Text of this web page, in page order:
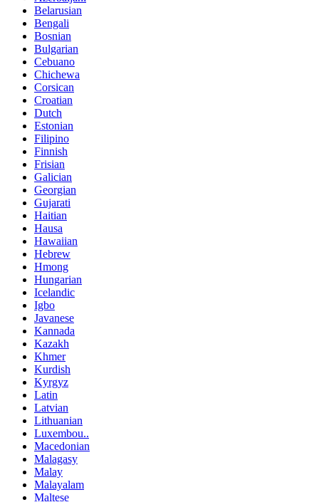
Belarusian
Bengali
Bosnian
Bulgarian
Cebuano
Chichewa
Corsican
Croatian
Dutch
Estonian
Filipino
Finnish
Frisian
Galician
Georgian
Gujarati
Haitian
Hausa
Hawaiian
Hebrew
Hmong
Hungarian
Icelandic
Igbo
Javanese
Kannada
Kazakh
Khmer
Kurdish
Kyrgyz
Latin
Latvian
Lithuanian
Luxembou..
Macedonian
Malagasy
Malay
Malayalam
Maltese